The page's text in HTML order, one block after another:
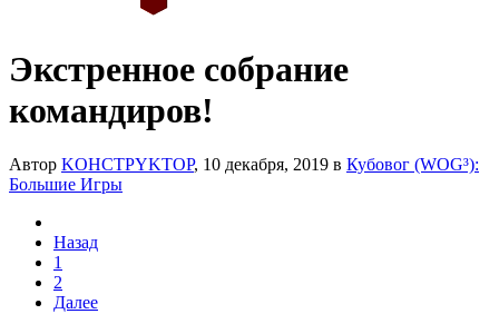
Экстренное собрание
командиров!
Автор KOHCTPYKTOP, 10 декабря, 2019 в Кубовог (WOG³):
Большие Игры
Назад
1
2
Далее